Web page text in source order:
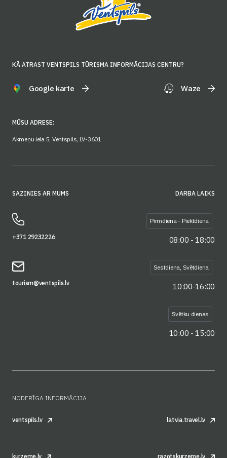
KĀ ATRAST VENTSPILS TŪRISMA INFORMĀCIJAS CENTRU?
Google karte Waze
MŪSU ADRESE:
Akmeņu iela 5, Ventspils, LV-3601
SAZINIES AR MUMS
+371 29232226
tourism@ventspils.lv
DARBA LAIKS
Pirmdiena - Piektdiena
08:00 - 18:00
Sestdiena, Svētdiena
10:00-16:00
Svētku dienas
10:00 - 15:00
NODERĪGA INFORMĀCIJA
ventspils.lv latvia.travel.lv
kurzeme.lv razotskurzeme.lv